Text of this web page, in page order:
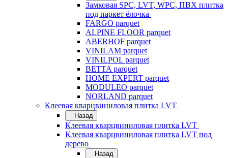
Замковая SPC, LVT, WPC, ПВХ плитка
под паркет ёлочка
FARGO parquet
ALPINE FLOOR parquet
ABERHOF parquet
VINILAM parquet
VINILPOL parquet
BETTA parquet
HOME EXPERT parquet
MODULEO parquet
NORLAND parquet
Клеевая кварцвиниловая плитка LVT
Назад
Клеевая кварцвиниловая плитка LVT
Клеевая кварцвиниловая плитка LVT под
дерево
Назад